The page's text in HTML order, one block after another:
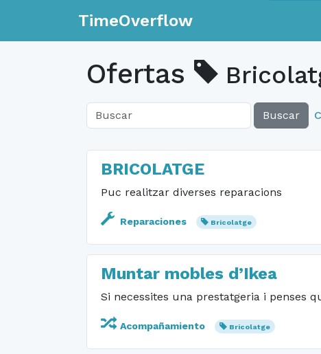
TimeOverflow
Ofertas
Buscar
BRICOLATGE
Puc realitzar diverses reparacions
Reparaciones Bricolatge
Muntar mobles d’Ikea
Si necessites una prestatgeria i penses
Acompañamiento Bricolatge